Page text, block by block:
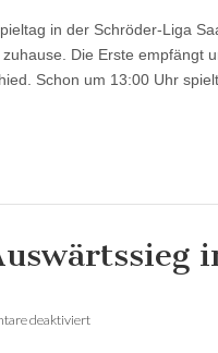
und
eine
Schiedsrichter-
in der Schröder-Liga
Die Erste empfängt
Schon um 13:00 Uhr
deaktiviertfür